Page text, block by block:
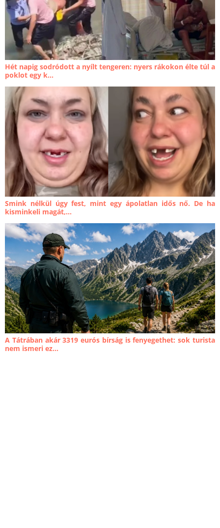
Hét napig sodródott a nyílt tengeren: nyers rákokon élte túl a
poklot egy k...
Smink nélkül úgy fest, mint egy ápolatlan idős nő. De ha
kisminkeli magát,...
A Tátrában akár 3319 eurós bírság is fenyegethet: sok turista
nem ismeri ez...